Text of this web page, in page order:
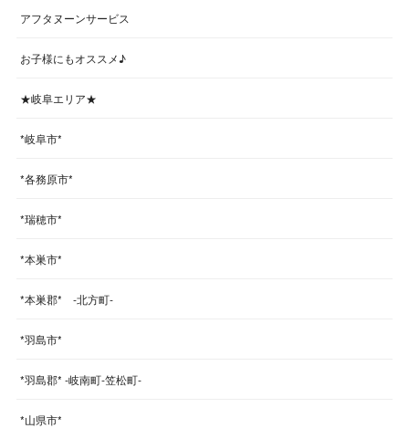
アフタヌーンサービス
お子様にもオススメ♪
★岐阜エリア★
*岐阜市*
*各務原市*
*瑞穂市*
*本巣市*
*本巣郡* -北方町-
*羽島市*
*羽島郡* -岐南町-笠松町-
*山県市*